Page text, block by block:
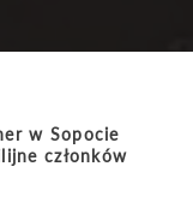
w Sopocie
członków